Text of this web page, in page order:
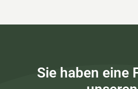
Sie haben eine